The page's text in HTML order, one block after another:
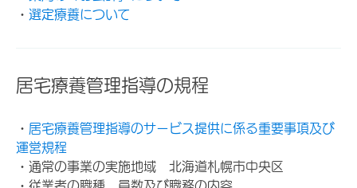
・ 選定療養について
居宅療養管理指導の規程
・ 居宅療養管理指導のサービス提供に係る重要事項及び
運営規程
・通常の事業の実施地域 北海道札幌市中央区
・従業者の職種、員数及び職務の内容